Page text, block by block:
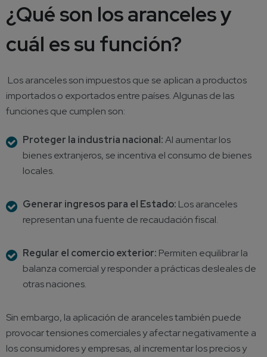
¿Qué son los aranceles y
cuál es su función?
Los aranceles son impuestos que se aplican a productos
importados o exportados entre países. Algunas de las
funciones que cumplen son:
Proteger la industria nacional:Al aumentar los
bienes extranjeros, se incentiva el consumo de bienes
locales.
Generar ingresos para el Estado: Los aranceles
representan una fuente de recaudación fiscal.
Regular el comercio exterior: Permiten equilibrar la
balanza comercial y responder a prácticas desleales de
otras naciones.
Sin embargo, la aplicación de aranceles también puede
provocar tensiones comerciales y afectar negativamente a
los consumidores y empresas, al incrementar los precios y